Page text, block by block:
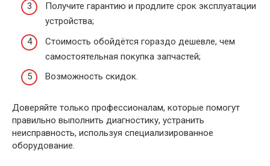
Получите гарантию и продлите срок эксплуатации
устройства;
Стоимость обойдётся гораздо дешевле, чем
самостоятельная покупка запчастей;
Возможность скидок.
Доверяйте только профессионалам, которые помогут
правильно выполнить диагностику, устранить
неисправность, используя специализированное
оборудование.